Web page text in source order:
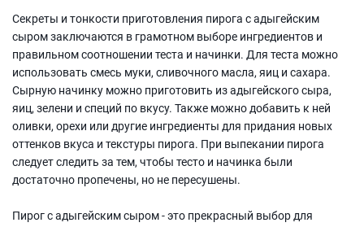
Секреты и тонкости приготовления пирога с адыгейским
сыром заключаются в грамотном выборе ингредиентов и
правильном соотношении теста и начинки. Для теста можно
использовать смесь муки, сливочного масла, яиц и сахара.
Сырную начинку можно приготовить из адыгейского сыра,
яиц, зелени и специй по вкусу. Также можно добавить к ней
оливки, орехи или другие ингредиенты для придания новых
оттенков вкуса и текстуры пирога. При выпекании пирога
следует следить за тем, чтобы тесто и начинка были
достаточно пропечены, но не пересушены.
Пирог с адыгейским сыром - это прекрасный выбор для